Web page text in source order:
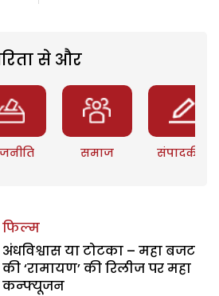
से और
समाज संपादकीय
फिल्म
अंधविश्वास या टोटका – महा बजट
की ‘रामायण’ की रिलीज पर महा
कन्फ्यूजन